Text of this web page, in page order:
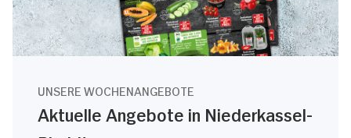
UNSERE WOCHENANGEBOTE
Aktuelle Angebote in Niederkassel-